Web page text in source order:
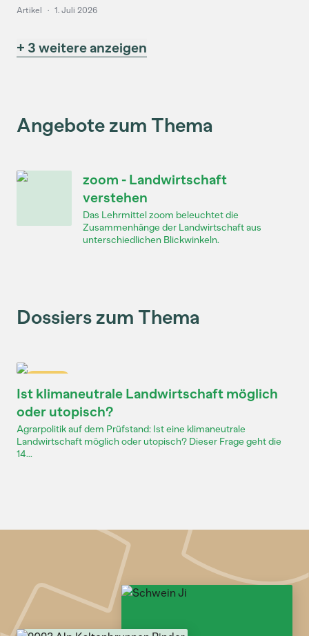
Artikel · 1. Juli 2026
+ 3 weitere anzeigen
Angebote zum Thema
zoom - Landwirtschaft
verstehen
Das Lehrmittel zoom beleuchtet die
Zusammenhänge der Landwirtschaft aus
unterschiedlichen Blickwinkeln.
Dossiers zum Thema
Ist klimaneutrale Landwirtschaft möglich
oder utopisch?
Agrarpolitik auf dem Prüfstand: Ist eine klimaneutrale
Landwirtschaft möglich oder utopisch? Dieser Frage geht die
14...